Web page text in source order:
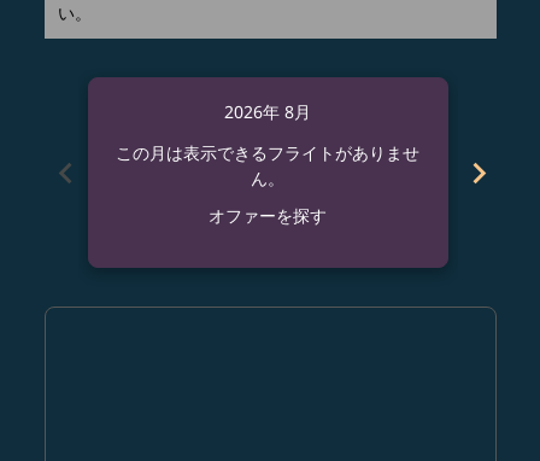
い。
chevron_left
2026年 8月
この月は表示できるフライトがありませ
ん。
オファーを探す
chevron_right